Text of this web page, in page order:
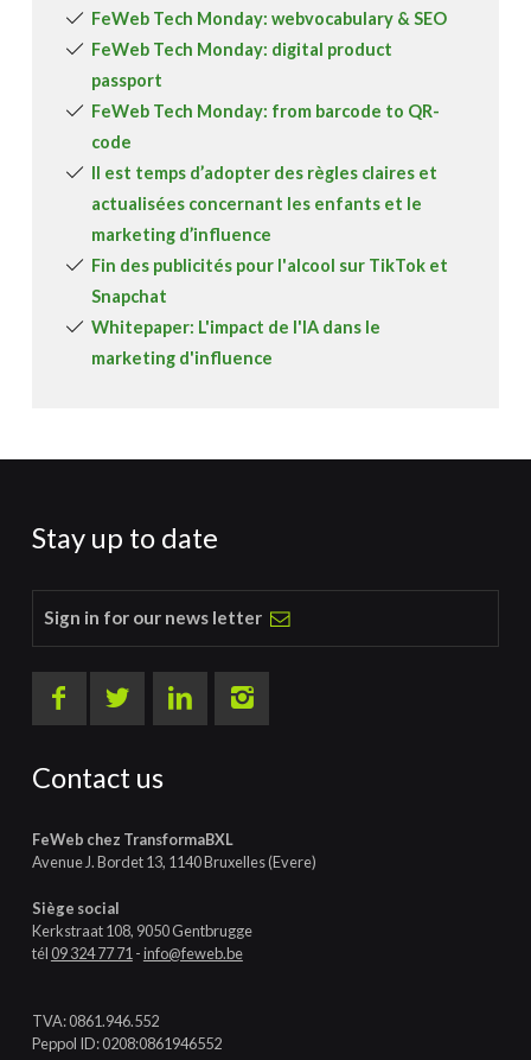
FeWeb Tech Monday: webvocabulary & SEO
FeWeb Tech Monday: digital product
passport
FeWeb Tech Monday: from barcode to QR-
code
Il est temps d’adopter des règles claires et
actualisées concernant les enfants et le
marketing d’influence
Fin des publicités pour l'alcool sur TikTok et
Snapchat
Whitepaper: L'impact de l'IA dans le
marketing d'influence
Stay up to date
Sign in for our news letter
Contact us
FeWeb chez TransformaBXL
Avenue J. Bordet 13, 1140 Bruxelles (Evere)
Siège social
Kerkstraat 108, 9050 Gentbrugge
tél09 324 77 71-info@feweb.be
TVA: 0861.946.552
Peppol ID: 0208:0861946552